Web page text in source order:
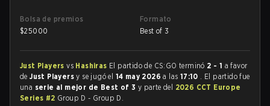
Bolsa de premios
$25000
Formato
Best of 3
Just Playersvs Hashiras El partido de CS:GO terminó 2 - 1 a favor
deJust Playersy se jugó el 14 may 2026a las 17:10 . El partido fue
una serie al mejor de Best of 3 y parte del 2026 CCT Europe
Series #2 Group D - Group D.